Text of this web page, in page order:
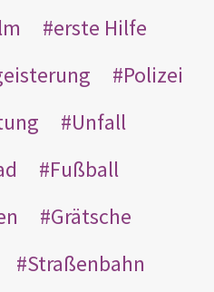
erste Hilfe
Polizei
Unfall
Fußball
Grätsche
Straßenbahn